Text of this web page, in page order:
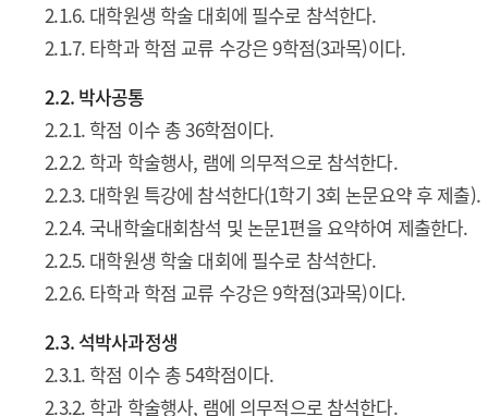
2.1.6. 대학원생 학술 대회에 필수로 참석한다.
2.1.7. 타학과 학점 교류 수강은 9학점(3과목)이다.
2.2. 박사공통
2.2.1. 학점 이수 총 36학점이다.
2.2.2. 학과 학술행사, 램에 의무적으로 참석한다.
2.2.3. 대학원 특강에 참석한다(1학기 3회 논문요약 후 제출).
2.2.4. 국내학술대회참석 및 논문1편을 요약하여 제출한다.
2.2.5. 대학원생 학술 대회에 필수로 참석한다.
2.2.6. 타학과 학점 교류 수강은 9학점(3과목)이다.
2.3. 석박사과정생
2.3.1. 학점 이수 총 54학점이다.
2.3.2. 학과 학술행사, 램에 의무적으로 참석한다.